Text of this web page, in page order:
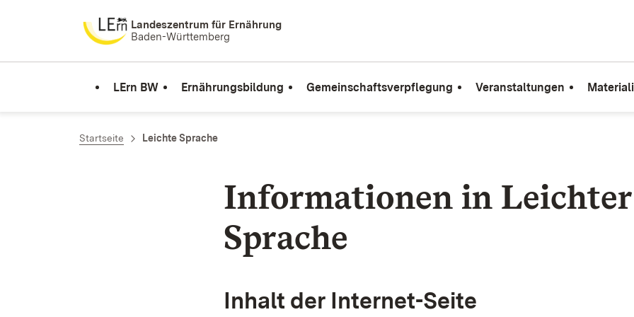
Zum Inhalt springenLandeszentrum für Ernährung
Baden-Württemberg
LErn BW Ernährungsbildung Gemeinschaftsverpflegung Veranstaltungen
Startseite Leichte Sprache
Informationen in Leichter
Sprache
Inhalt der Internet-Seite